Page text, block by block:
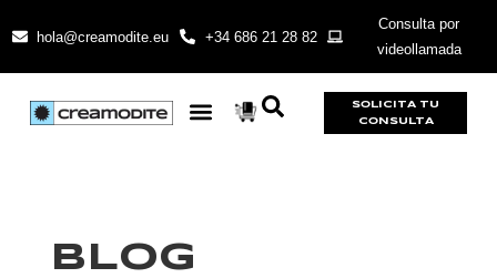
hola@creamodite.eu +34 686 21 28 82
Consulta por
videollamada
SOLICITA TU
CONSULTA
BLOG